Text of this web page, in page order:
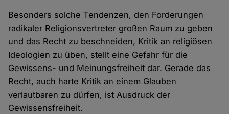
Besonders solche Tendenzen, den Forderungen
radikaler Religionsvertreter großen Raum zu geben
und das Recht zu beschneiden, Kritik an religiösen
Ideologien zu üben, stellt eine Gefahr für die
Gewissens- und Meinungsfreiheit dar. Gerade das
Recht, auch harte Kritik an einem Glauben
verlautbaren zu dürfen, ist Ausdruck der
Gewissensfreiheit.